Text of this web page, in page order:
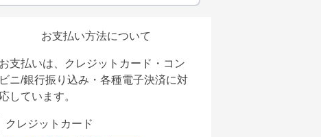
お支払い方法について
お支払いは、クレジットカード・コン
ビニ/銀行振り込み・各種電子決済に対
応しています。
クレジットカード